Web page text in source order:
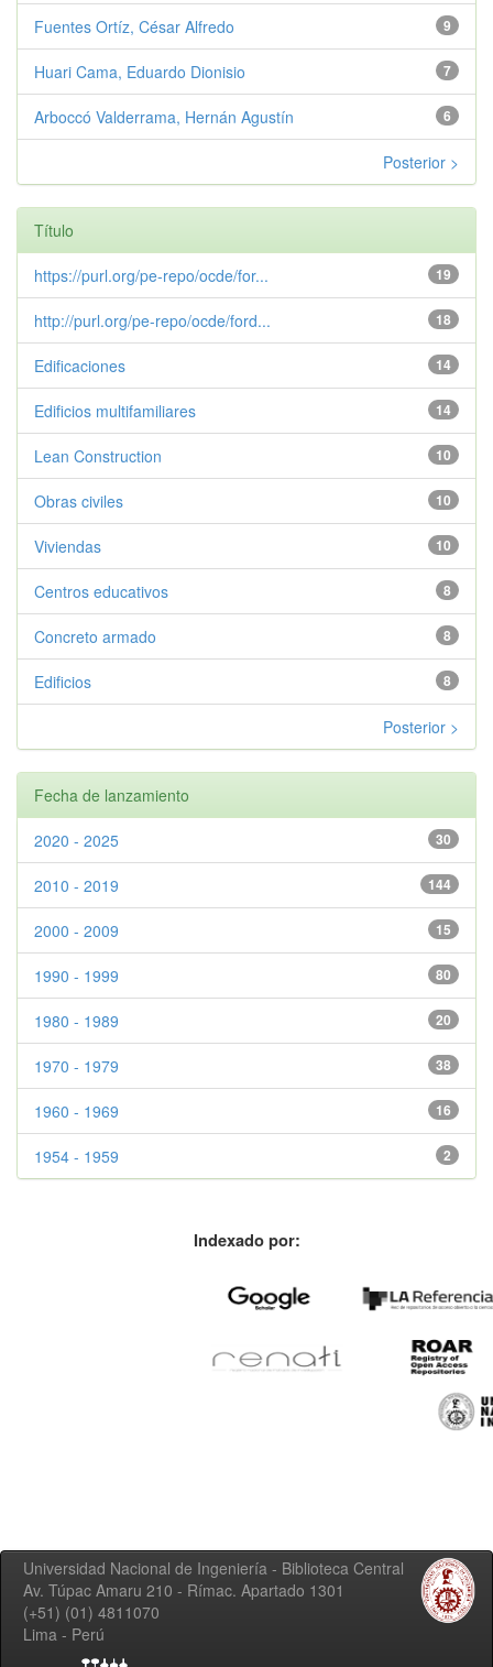
9
Fuentes Ortíz, César Alfredo
7
Huari Cama, Eduardo Dionisio
6
Arboccó Valderrama, Hernán Agustín
Posterior >
Título
19
https://purl.org/pe-repo/ocde/for...
18
http://purl.org/pe-repo/ocde/ford...
14
Edificaciones
14
Edificios multifamiliares
10
Lean Construction
10
Obras civiles
10
Viviendas
8
Centros educativos
8
Concreto armado
8
Edificios
Posterior >
Fecha de lanzamiento
30
2020 - 2025
144
2010 - 2019
15
2000 - 2009
80
1990 - 1999
20
1980 - 1989
38
1970 - 1979
16
1960 - 1969
2
1954 - 1959
Indexado por:
Universidad Nacional de Ingeniería - Biblioteca Central
Av. Túpac Amaru 210 - Rímac. Apartado 1301
(+51) (01) 4811070
Lima - Perú